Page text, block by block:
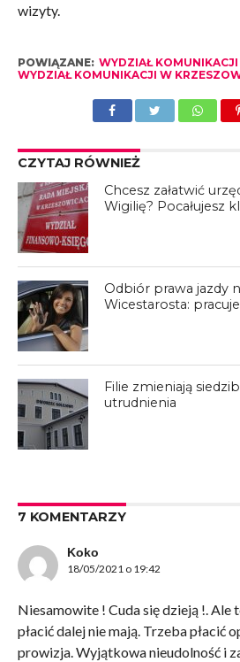
wizyty.
POWIĄZANE: WYDZIAŁ
WYDZIAŁ KOMUNIKACJI W
CZYTAJ RÓWNIEŻ
Chcesz załatwić
Wigilię? Pocałujesz
Odbiór prawa jazdy
Wicestarosta:
Filie zmieniają
utrudnienia
7 KOMENTARZY
Koko
18/05/2021 o 19:42
Niesamowite ! Cuda się dzieją !. Ale
płacić dalej nie mają. Trzeba płacić
prowizja. Wyjątkowa nieudolność i